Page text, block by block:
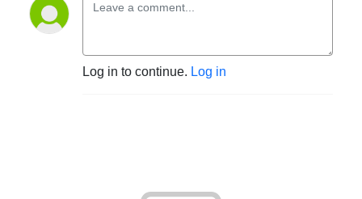
Log in to continue. Log in